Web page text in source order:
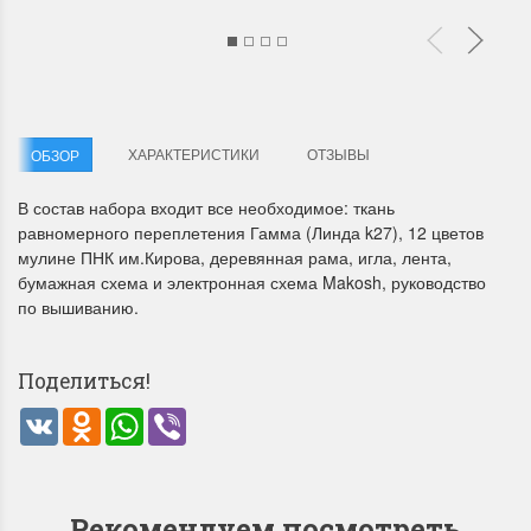
Летние Скидки
!! СКИДКА 20% ‼️ с 1 до 3 июня в
честь первого летнего дня
Чудетство...
Анастасия Туманова
1 июня 2024 11:29
Раритеты Дим.
На сайте пополнение
Dimensions
Спешите купить...
ОБЗОР ХАРАКТЕРИСТИКИ ОТЗЫВЫ
В состав набора входит все необходимое: ткань
равномерного переплетения Гамма (Линда k27), 12 цветов
мулине ПНК им.Кирова, деревянная рама, игла, лента,
бумажная схема и электронная схема Makosh, руководство
по вышиванию.
Поделиться!
VK Odnoklassniki
WhatsApp